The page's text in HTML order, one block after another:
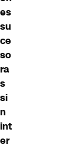
es
su
ce
so
ra
s
si
n
int
er